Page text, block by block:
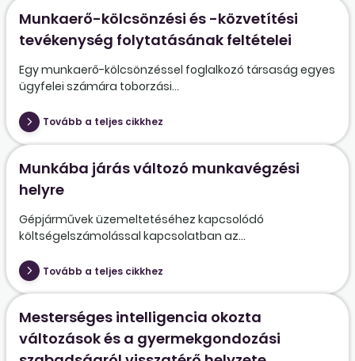
Munkaerő-kölcsönzési és -közvetítési
tevékenység folytatásának feltételei
Egy munkaerő-kölcsönzéssel foglalkozó társaság egyes
ügyfelei számára toborzási...
Tovább a teljes cikkhez
Munkába járás változó munkavégzési
helyre
Gépjárművek üzemeltetéséhez kapcsolódó
költségelszámolással kapcsolatban az...
Tovább a teljes cikkhez
Mesterséges intelligencia okozta
változások és a gyermekgondozási